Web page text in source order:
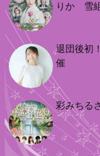
りか 雪
退団後初
催
彩みちる